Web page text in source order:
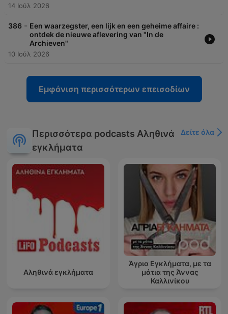
14 Ιούλ 2026
386 - Een waarzegster, een lijk en een geheime affaire :
ontdek de nieuwe aflevering van "In de
Archieven"
10 Ιούλ 2026
Εμφάνιση περισσότερων επεισοδίων
Περισσότερα podcasts Αληθινά
εγκλήματα
Δείτε όλα
Αληθινά εγκλήματα
Άγρια Εγκλήματα, με τα
μάτια της Άννας
Καλλινίκου